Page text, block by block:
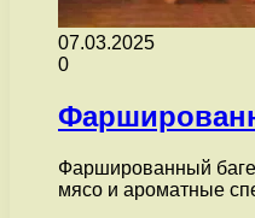
07.03.2025
0
Фаршированный
мясо и ароматные